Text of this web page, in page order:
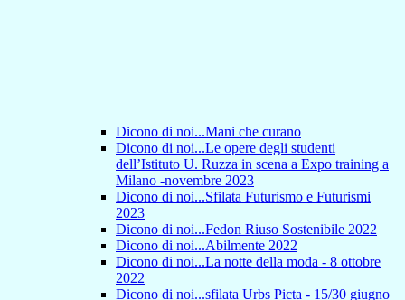
Dicono di noi...Mani che curano
Dicono di noi...Le opere degli studenti
dell’Istituto U. Ruzza in scena a Expo training a
Milano -novembre 2023
Dicono di noi...Sfilata Futurismo e Futurismi
2023
Dicono di noi...Fedon Riuso Sostenibile 2022
Dicono di noi...Abilmente 2022
Dicono di noi...La notte della moda - 8 ottobre
2022
Dicono di noi...sfilata Urbs Picta - 15/30 giugno